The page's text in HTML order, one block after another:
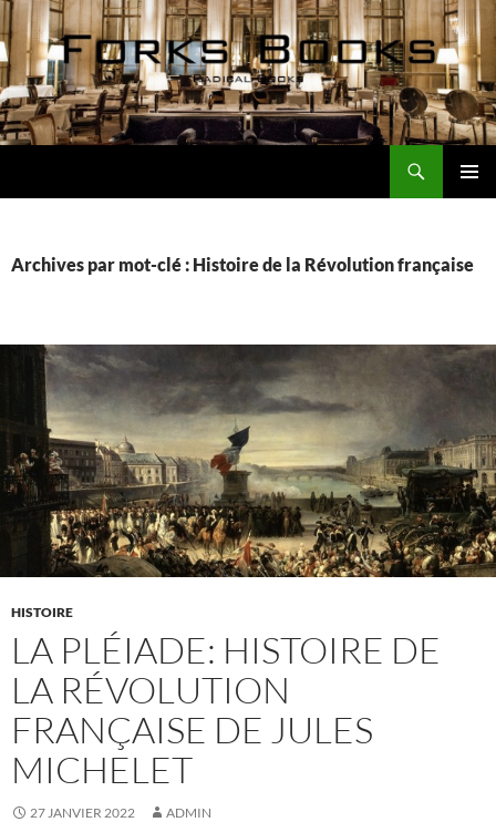
Aller
au
contenu
Archives par mot-clé : Histoire de la Révolution française
HISTOIRE
LA PLÉIADE: HISTOIRE DE
LA RÉVOLUTION
FRANÇAISE DE JULES
MICHELET
27 JANVIER 2022 ADMIN